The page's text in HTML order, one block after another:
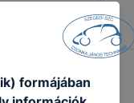
formájában